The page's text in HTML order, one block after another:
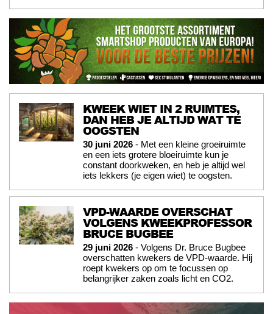
KWEEK WIET IN 2 RUIMTES,
DAN HEB JE ALTIJD WAT TE
OOGSTEN
30 juni 2026 - Met een kleine groeiruimte
en een iets grotere bloeiruimte kun je
constant doorkweken, en heb je altijd wel
iets lekkers (je eigen wiet) te oogsten.
VPD-WAARDE OVERSCHAT
VOLGENS KWEEKPROFESSOR
BRUCE BUGBEE
29 juni 2026 - Volgens Dr. Bruce Bugbee
overschatten kwekers de VPD-waarde. Hij
roept kwekers op om te focussen op
belangrijker zaken zoals licht en CO2.